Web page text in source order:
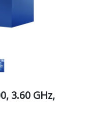
3.60 GHz,